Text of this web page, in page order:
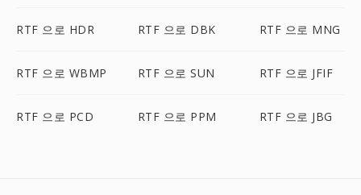
RTF 으로 HDR RTF 으로 DBK RTF 으로 MNG
RTF 으로 WBMP RTF 으로 SUN RTF 으로 JFIF
RTF 으로 PCD RTF 으로 PPM RTF 으로 JBG